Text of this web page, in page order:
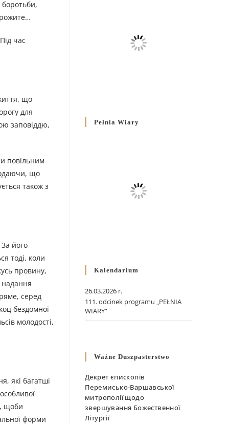
час
що
для
заповіддю,
повільним
що
також з
його
тоді, коли
провину,
надання
серед
бездомної
молодості,
які багатші
щоби
форми
Pełnia Wiary
Kalendarium
26.03.2026 r.
111. odcinek programu „PEŁNIA
WIARY”
Ważne Duszpasterstwo
Декрет єпископів
Перемисько-Варшавської
митрополії щодо
звершування Божественної
Літургії